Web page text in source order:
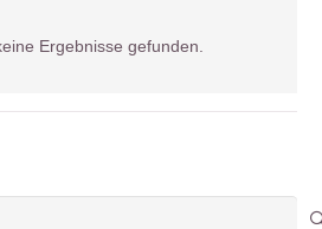
Ergebnisse gefunden.